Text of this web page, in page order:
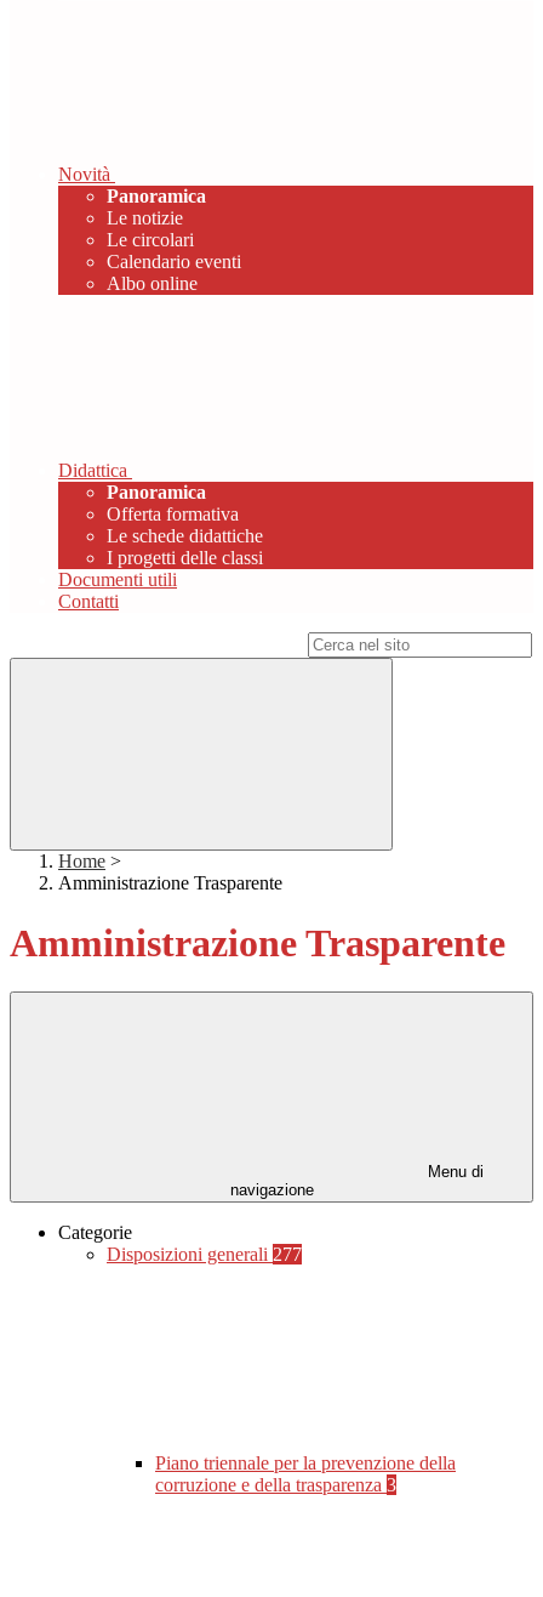
Novità
Panoramica
Le notizie
Le circolari
Calendario eventi
Albo online
Didattica
Panoramica
Offerta formativa
Le schede didattiche
I progetti delle classi
Documenti utili
Contatti
Home >
Amministrazione Trasparente
Amministrazione Trasparente
Menu di
navigazione
Categorie
Disposizioni generali 277
Piano triennale per la prevenzione della
corruzione e della trasparenza 3